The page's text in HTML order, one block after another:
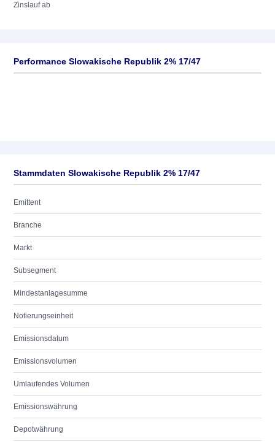
Zinslauf ab
Performance Slowakische Republik 2% 17/47
Stammdaten Slowakische Republik 2% 17/47
Emittent
Branche
Markt
Subsegment
Mindestanlagesumme
Notierungseinheit
Emissionsdatum
Emissionsvolumen
Umlaufendes Volumen
Emissionswährung
Depotwährung